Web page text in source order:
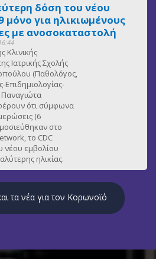
δόση του νέου
μόνο για ηλικιωμένους
με ανοσοκαταστολή
Κλινικής
Ιατρικής Σχολής
(Παθολόγος,
Επιδημιολογίας-
Παναγιώτα
ότι σύμφωνα
(6
στο
το CDC
νέου εμβολίου
ηλικίας.
τα νέα για τον Κορωνοϊό